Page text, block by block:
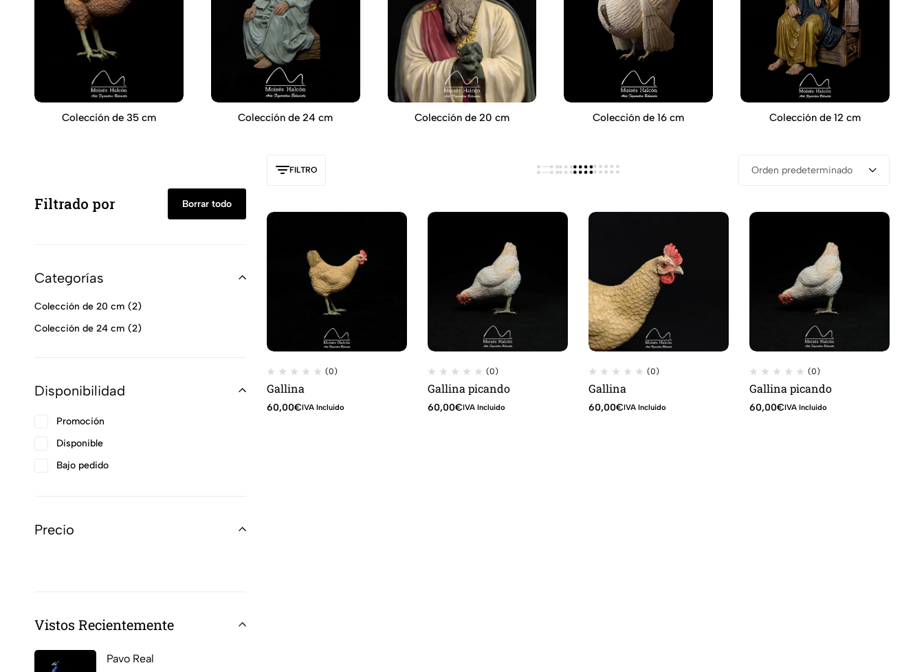
Colección de 35 cm Colección de 24 cm Colección de 20 cm Colección de 16 cm Colección de 12 cm
FILTRO Orden predeterminado
(0)
Gallina
60,00€IVA Incluido
(0)
Gallina picando
60,00€IVA Incluido
(0)
Gallina
60,00€IVA Incluido
(0)
Gallina picando
60,00€IVA Incluido
Filtrado por Borrar todo
Categorías
Colección de 20 cm
2
Colección de 24 cm
2
Disponibilidad
Promoción
Disponible
Bajo pedido
Precio
Vistos Recientemente
Pavo Real